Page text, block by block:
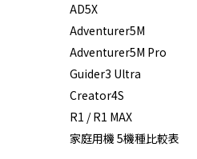
AD5X
Adventurer5M
Adventurer5M Pro
Guider3 Ultra
Creator4S
R1 / R1 MAX
家庭用機 5機種比較表